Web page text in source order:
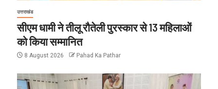
उत्तराखंड
सीएम धामी ने तीलू रौतेली पुरस्कार से 13 महिलाओं
को किया सम्मानित
8 August 2026 Pahad Ka Pathar